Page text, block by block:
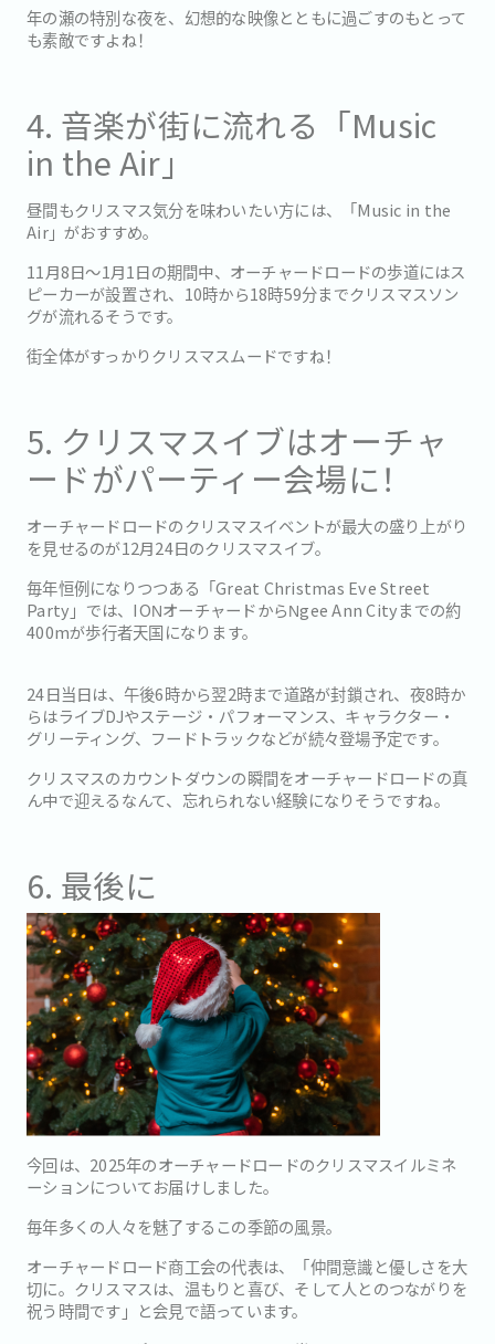
年の瀬の特別な夜を、幻想的な映像とともに過ごすのもとって
も素敵ですよね！
4. 音楽が街に流れる「Music
in the Air」
昼間もクリスマス気分を味わいたい方には、「Music in the
Air」がおすすめ。
11月8日〜1月1日の期間中、オーチャードロードの歩道にはス
ピーカーが設置され、10時から18時59分までクリスマスソン
グが流れるそうです。
街全体がすっかりクリスマスムードですね！
5. クリスマスイブはオーチャ
ードがパーティー会場に！
オーチャードロードのクリスマスイベントが最大の盛り上がり
を見せるのが12月24日のクリスマスイブ。
毎年恒例になりつつある「Great Christmas Eve Street
Party」では、IONオーチャードからNgee Ann Cityまでの約
400mが歩行者天国になります。
24日当日は、午後6時から翌2時まで道路が封鎖され、夜8時か
らはライブDJやステージ・パフォーマンス、キャラクター・
グリーティング、フードトラックなどが続々登場予定です。
クリスマスのカウントダウンの瞬間をオーチャードロードの真
ん中で迎えるなんて、忘れられない経験になりそうですね。
6. 最後に
今回は、2025年のオーチャードロードのクリスマスイルミネ
ーションについてお届けしました。
毎年多くの人々を魅了するこの季節の風景。
オーチャードロード商工会の代表は、「仲間意識と優しさを大
切に。クリスマスは、温もりと喜び、そして人とのつながりを
祝う時間です」と会見で語っています。